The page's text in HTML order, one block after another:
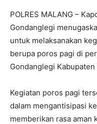
POLRES MALANG –
Gondanglegi
untuk melaksanakan
berupa poros pagi di
Gondanglegi
Kegiatan poros pagi
dalam mengantisipasi
memberikan rasa aman